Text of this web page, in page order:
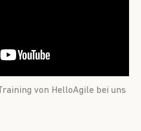
von HelloAgile bei uns